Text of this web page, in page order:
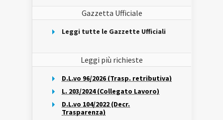
Gazzetta Ufficiale
Leggi tutte le Gazzette Ufficiali
Leggi più richieste
D.L.vo 96/2026 (Trasp. retributiva)
L. 203/2024 (Collegato Lavoro)
D.L.vo 104/2022 (Decr.
Trasparenza)